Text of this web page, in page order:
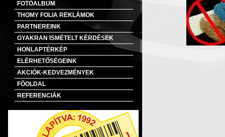
FOTÓALBUM
THOMY FOLIA REKLÁMOK
PARTNEREINK
GYAKRAN ISMÉTELT KÉRDÉSEK
HONLAPTÉRKÉP
ELÉRHETŐSÉGEINK
AKCIÓK-KEDVEZMÉNYEK
FŐOLDAL
REFERENCIÁK